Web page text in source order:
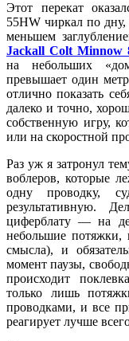
Этот перекат
55HW чиркал по
меньшем
Jackall Colt Minnow
на небольших
превышает один
отлично показать
далеко и точно,
собственную игру,
или на скоростной
Раз уж я затронул
воблеров, которые
одну проводку,
результативную.
циферблату — на
небольшие потяжки,
смысла), и
момент паузы,
происходит
только лишь
проводками, и все
реагирует лучше